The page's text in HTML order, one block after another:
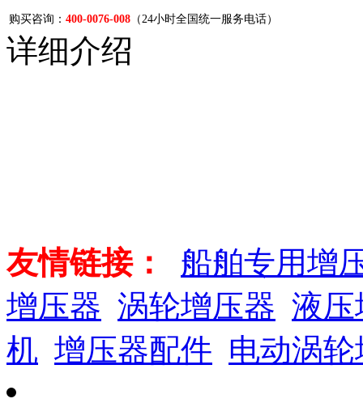
购买咨询： 400-0076-008 （24小时全国统一服务电话）
详细介绍
友情链接：
船舶专用增
增压器 涡轮增压器 液压
机 增压器配件 电动涡